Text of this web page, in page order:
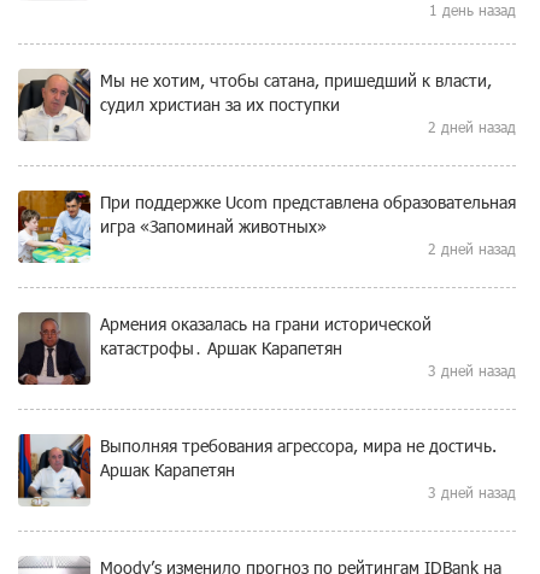
1 день назад
Мы не хотим, чтобы сатана, пришедший к власти,
судил христиан за их поступки
2 дней назад
При поддержке Ucom представлена образовательная
игра «Запоминай животных»
2 дней назад
Армения оказалась на грани исторической
катастрофы․ Аршак Карапетян
3 дней назад
Выполняя требования агрессора, мира не достичь.
Аршак Карапетян
3 дней назад
Moody’s изменило прогноз по рейтингам IDBank на